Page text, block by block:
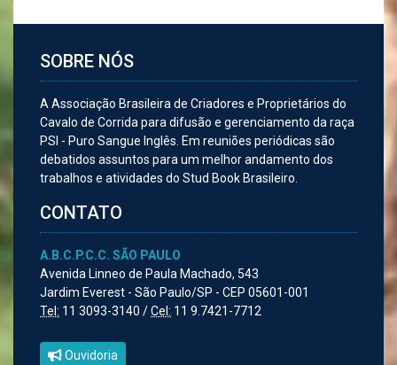
SOBRE NÓS
A Associação Brasileira de Criadores e Proprietários do
Cavalo de Corrida para difusão e gerenciamento da raça
PSI - Puro Sangue Inglês. Em reuniões periódicas são
debatidos assuntos para um melhor andamento dos
trabalhos e atividades do Stud Book Brasileiro.
CONTATO
A.B.C.P.C.C. SÃO PAULO
Avenida Linneo de Paula Machado, 543
Jardim Everest - São Paulo/SP - CEP 05601-001
Tel: 11 3093-3140 /Cel: 11 9.7421-7712
Ouvidoria